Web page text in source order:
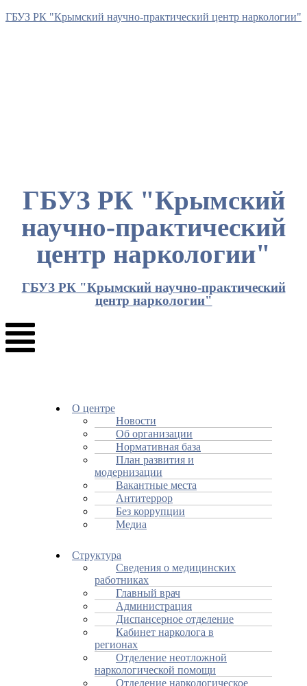
ГБУЗ РК "Крымский научно-практический центр наркологии"
ГБУЗ РК "Крымский
научно-практический
центр наркологии"
ГБУЗ РК "Крымский научно-практический
центр наркологии"
О центре
Новости
Об организации
Нормативная база
План развития и
модернизации
Вакантные места
Антитеррор
Без коррупции
Медиа
Структура
Сведения о медицинских
работниках
Главный врач
Администрация
Диспансерное отделение
Кабинет нарколога в
регионах
Отделение неотложной
наркологической помощи
Отделение наркологическое